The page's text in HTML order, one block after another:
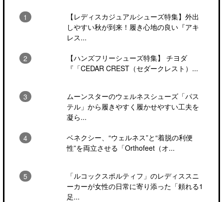
【レディスカジュアルシューズ特集】外出
しやすい秋が到来！履き心地の良い『アキ
レス...
【ハンズフリーシューズ特集】 チヨダ
『「CEDAR CREST（セダークレスト）...
ムーンスターのウェルネスシューズ「パス
テル」から履きやすく履かせやすい工夫を
凝ら...
ベネクシー、“ウェルネス”と“着脱の利便
性”を両立させる「Orthofeet（オ...
「ルコックスポルティフ」のレディススニ
ーカーが女性の日常に寄り添った「頼れる1
足...